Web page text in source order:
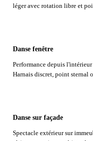
léger avec rotation libre et
Danse fenêtre
Performance depuis
Harnais discret, point sternal
Danse sur façade
Spectacle extérieur sur